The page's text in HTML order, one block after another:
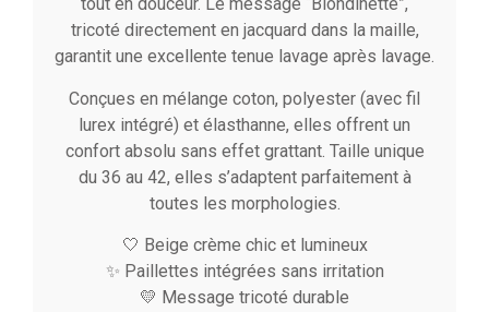
tout en douceur. Le message “Blondinette”,
tricoté directement en jacquard dans la maille,
garantit une excellente tenue lavage après lavage.
Conçues en mélange coton, polyester (avec fil
lurex intégré) et élasthanne, elles offrent un
confort absolu sans effet grattant. Taille unique
du 36 au 42, elles s’adaptent parfaitement à
toutes les morphologies.
🤍 Beige crème chic et lumineux
✨ Paillettes intégrées sans irritation
💛 Message tricoté durable